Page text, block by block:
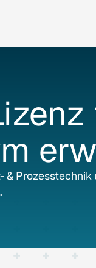
& Prozesstechnik